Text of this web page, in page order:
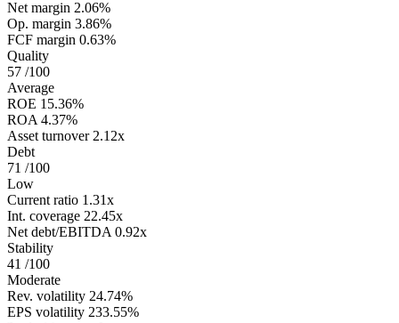
Net margin 2.06%
Op. margin 3.86%
FCF margin 0.63%
Quality
57 /100
Average
ROE 15.36%
ROA 4.37%
Asset turnover 2.12x
Debt
71 /100
Low
Current ratio 1.31x
Int. coverage 22.45x
Net debt/EBITDA 0.92x
Stability
41 /100
Moderate
Rev. volatility 24.74%
EPS volatility 233.55%